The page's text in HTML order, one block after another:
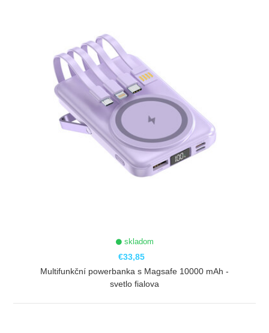
skladom
€33,85
Multifunkční powerbanka s Magsafe 10000 mAh -
svetlo fialova